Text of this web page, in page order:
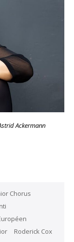
Ackermann
Chorus
Roderick Cox